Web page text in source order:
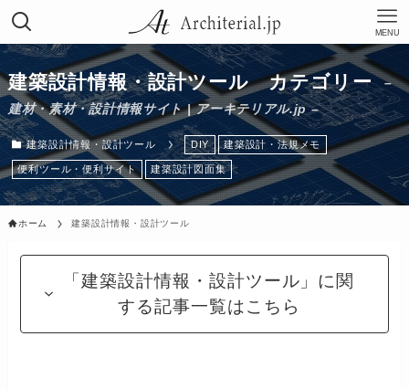
MENU
建築設計情報・設計ツール カテゴリー
–
建材・素材・設計情報サイト | アーキテリアル.jp –
建築設計情報・設計ツール DIY 建築設計・法規メモ
便利ツール・便利サイト 建築設計図面集
ホーム 建築設計情報・設計ツール
「建築設計情報・設計ツール」に関
する記事一覧はこちら